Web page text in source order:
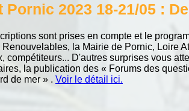
Pornic 2023 18-21/05 :
sont prises en compte et le
la Mairie de Pornic, Loire
compétiteurs... D'autres surprises vous
la publication des « Forums des
de mer » . Voir le détail ici.